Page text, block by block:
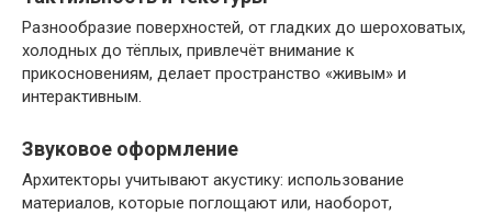
Разнообразие поверхностей, от гладких до шероховатых,
холодных до тёплых, привлечёт внимание к
прикосновениям, делает пространство «живым» и
интерактивным.
Звуковое оформление
Архитекторы учитывают акустику: использование
материалов, которые поглощают или, наоборот,